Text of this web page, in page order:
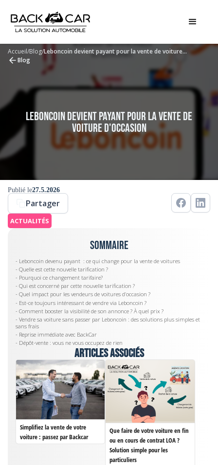
Accueil/Blog/Leboncoin devient payant pour la vente de voiture
Blog
Leboncoin devient payant pour la vente de
voiture d'occasion
Publié le27.5.2026
Partager
ACTUALITÉS
Sommaire
- Leboncoin devenu payant : ce qui change pour la vente de voitures
- Quelle est cette nouvelle tarification ?
- Pourquoi ce changement tarifaire?
- Qui est concerné par cette nouvelle tarification ?
- Quel impact pour les vendeurs de voitures d’occasion ?
- ‍Est-ce toujours intéressant de vendre via Leboncoin ?
- Comment booster la visibilité de son annonce ? À quel prix ?
- Vendre sa voiture sans passer par Leboncoin : des solutions plus simples et
sans frais
- Reprise immédiate avec BackCar
- Dépôt-vente : vous ne vous occupez de rien
Articles associés
Simplifiez la vente de votre
voiture : passez par Backcar
Que faire de votre voiture en fin
ou en cours de contrat LOA ?
Solution simple pour les
particuliers